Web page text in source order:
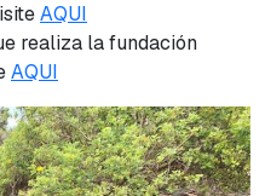
AQUI
realiza la fundación
AQUI